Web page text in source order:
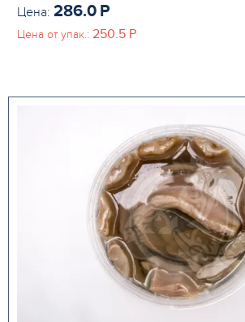
Цена: 286.0 P
Цена от упак.: 250.5 P